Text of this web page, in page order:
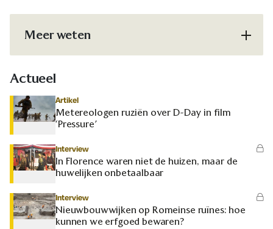
Meer weten
Actueel
Artikel
Metereologen ruziën over D-Day in film
‘Pressure’
Interview
In Florence waren niet de huizen, maar de
huwelijken onbetaalbaar
Interview
Nieuwbouwwijken op Romeinse ruïnes: hoe
kunnen we erfgoed bewaren?